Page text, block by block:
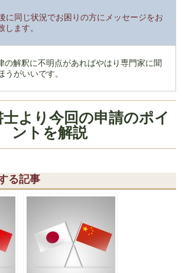
に同じ状況でお困りの方にメッセージをお
します。
の解釈に不明点があればやはり専門家に聞
うがいいです。
より今回の申請のポイ
ントを解説
る記事